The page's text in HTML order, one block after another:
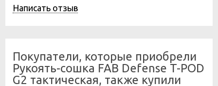
Написать отзыв
Покупатели, которые приобрели
Рукоять-сошка FAB Defense T-POD
G2 тактическая, также купили